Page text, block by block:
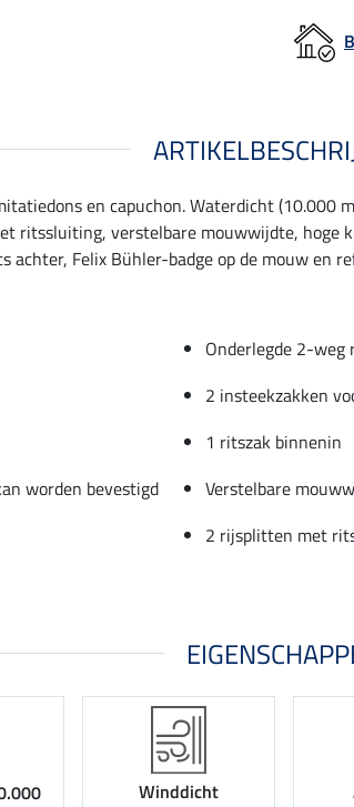
en capuchon. Waterdicht (10.000
ritssluiting, verstelbare mouwwijdte, hoge
Felix Bühler-badge op de mouw en
Onderlegde 2-weg
2 insteekzakken
1 ritszak binnenin
worden bevestigd
Verstelbare
2 rijsplitten met
Winddicht